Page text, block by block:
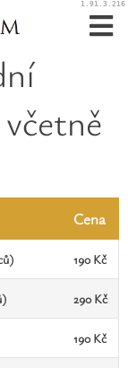
1.91.3.216
Cena
190 Kč
290 Kč
190 Kč